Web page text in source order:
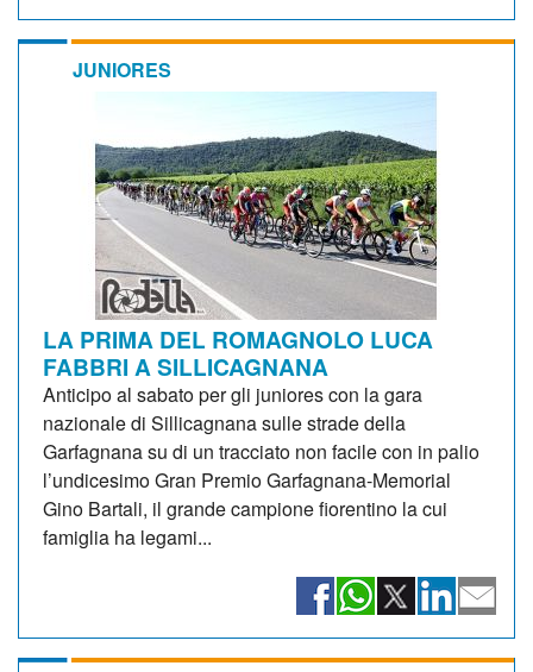
JUNIORES
LA PRIMA DEL ROMAGNOLO LUCA
FABBRI A SILLICAGNANA
Anticipo al sabato per gli juniores con la gara
nazionale di Sillicagnana sulle strade della
Garfagnana su di un tracciato non facile con in palio
l’undicesimo Gran Premio Garfagnana-Memorial
Gino Bartali, il grande campione fiorentino la cui
famiglia ha legami...